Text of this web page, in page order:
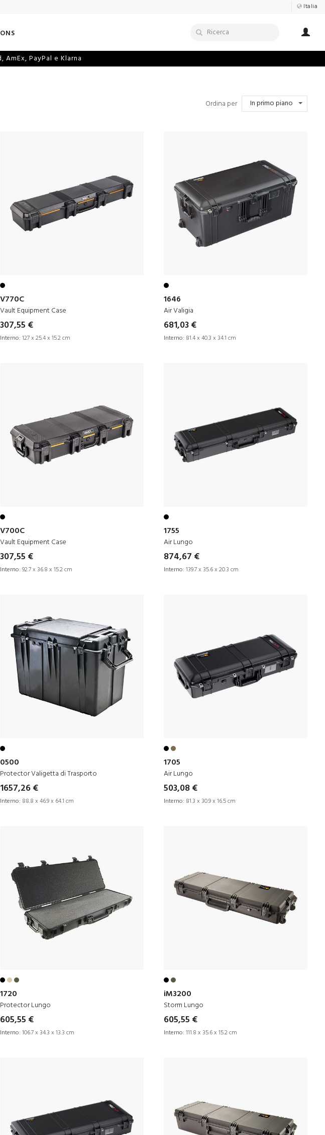
Italia
AmEx, PayPal e Klarna
Ordina per In primo piano
V770C
Vault Equipment Case
307,55 €
Interno: 127 x 25.4 x 15.2 cm
1646
Air Valigia
681,03 €
Interno: 81.4 x 40.3 x 34.1 cm
V700C
Vault Equipment Case
307,55 €
Interno: 92.7 x 36.8 x 15.2 cm
1755
Air Lungo
874,67 €
Interno: 139.7 x 35.6 x 20.3 cm
0500
Protector Valigetta di Trasporto
1657,26 €
Interno: 88.8 x 46.9 x 64.1 cm
1705
Air Lungo
503,08 €
Interno: 81.3 x 30.9 x 16.5 cm
1720
Protector Lungo
605,55 €
Interno: 106.7 x 34.3 x 13.3 cm
iM3200
Storm Lungo
605,55 €
Interno: 111.8 x 35.6 x 15.2 cm